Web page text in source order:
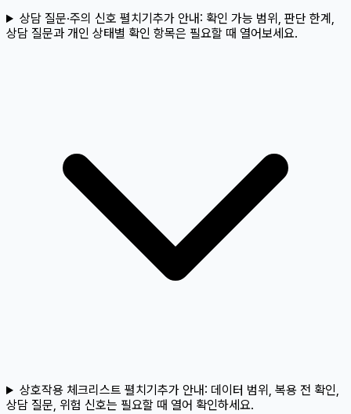
상담 질문·주의 신호 펼치기추가 안내: 확인 가능 범위, 판단 한계,
상담 질문과 개인 상태별 확인 항목은 필요할 때 열어보세요.
상호작용 체크리스트 펼치기추가 안내: 데이터 범위, 복용 전 확인,
상담 질문, 위험 신호는 필요할 때 열어 확인하세요.